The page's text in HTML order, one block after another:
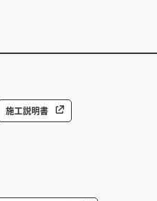
施工説明書